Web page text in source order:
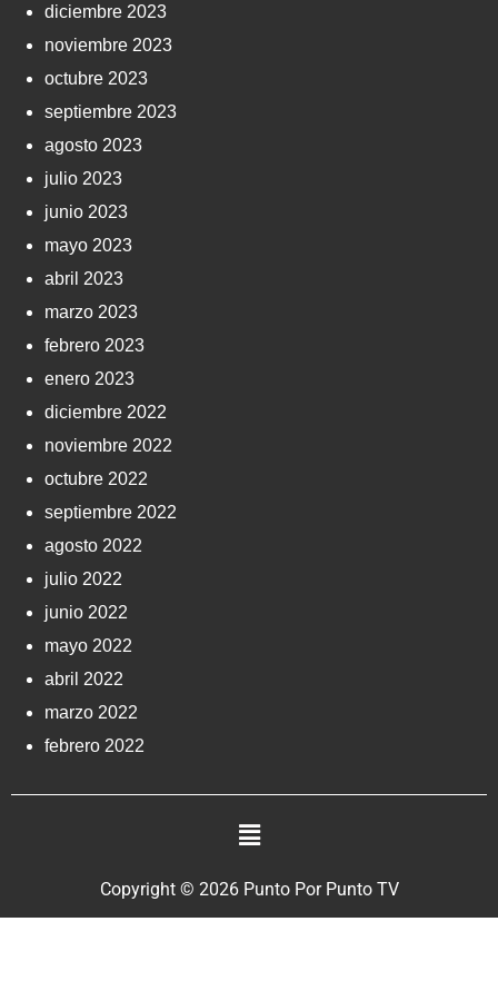
diciembre 2023
noviembre 2023
octubre 2023
septiembre 2023
agosto 2023
julio 2023
junio 2023
mayo 2023
abril 2023
marzo 2023
febrero 2023
enero 2023
diciembre 2022
noviembre 2022
octubre 2022
septiembre 2022
agosto 2022
julio 2022
junio 2022
mayo 2022
abril 2022
marzo 2022
febrero 2022
Copyright © 2026 Punto Por Punto TV